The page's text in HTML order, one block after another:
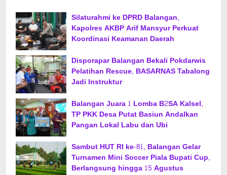
Silaturahmi ke DPRD Balangan,
Kapolres AKBP Arif Mansyur Perkuat
Koordinasi Keamanan Daerah
Disporapar Balangan Bekali Pokdarwis
Pelatihan Rescue, BASARNAS Tabalong
Jadi Instruktur
Balangan Juara 1 Lomba B2SA Kalsel,
TP PKK Desa Putat Basiun Andalkan
Pangan Lokal Labu dan Ubi
Sambut HUT RI ke-81, Balangan Gelar
Turnamen Mini Soccer Piala Bupati Cup,
Berlangsung hingga 15 Agustus